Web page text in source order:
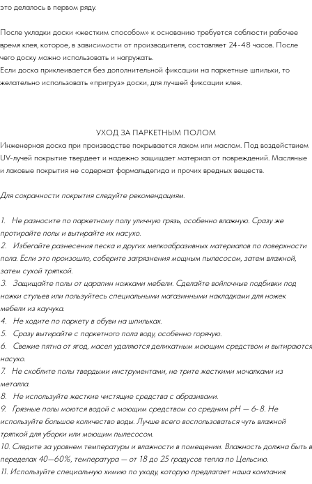
это делалось в первом ряду.
После укладки доски «жестким способом» к основанию требуется соблюсти рабочее
время клея, которое, в зависимости от производителя, составляет 24-48 часов. После
чего доску можно использовать и нагружать.
Если доска приклеивается без дополнительной фиксации на паркетные шпильки, то
желательно использовать «пригруз» доски, для лучшей фиксации клея.
УХОД ЗА ПАРКЕТНЫМ ПОЛОМ
Инженерная доска при производстве покрывается лаком или маслом. Под воздействием
UV-лучей покрытие твердеет и надежно защищает материал от повреждений. Масляные
и лаковые покрытия не содержат формальдегида и прочих вредных веществ.
Для сохранности покрытия следуйте рекомендациям.
1. Не разносите по паркетному полу уличную грязь, особенно влажную. Сразу же
протирайте полы и вытирайте их насухо.
2. Избегайте разнесения песка и других мелкоабразивных материалов по поверхности
пола. Если это произошло, соберите загрязнения мощным пылесосом, затем влажной,
затем сухой тряпкой.
3. Защищайте полы от царапин ножками мебели. Сделайте войлочные подбивки под
ножки стульев или пользуйтесь специальными магазинными накладками для ножек
мебели из каучука.
4. Не ходите по паркету в обуви на шпильках.
5. Сразу вытирайте с паркетного пола воду, особенно горячую.
6. Свежие пятна от ягод, масел удаляются деликатным моющим средством и вытираются
насухо.
7. Не скоблите полы твердыми инструментами, не трите жесткими мочалками из
металла.
8. Не используйте жесткие чистящие средства с абразивами.
9. Грязные полы моются водой с моющим средством со средним рН — 6-8. Не
используйте большое количество воды. Лучше всего воспользоваться чуть влажной
тряпкой для уборки или моющим пылесосом.
10. Следите за уровнем температуры и влажности в помещении. Влажность должна быть в
переделах 40—60%, температура — от 18 до 25 градусов тепла по Цельсию.
11. Используйте специальную химию по уходу, которую предлагает наша компания.